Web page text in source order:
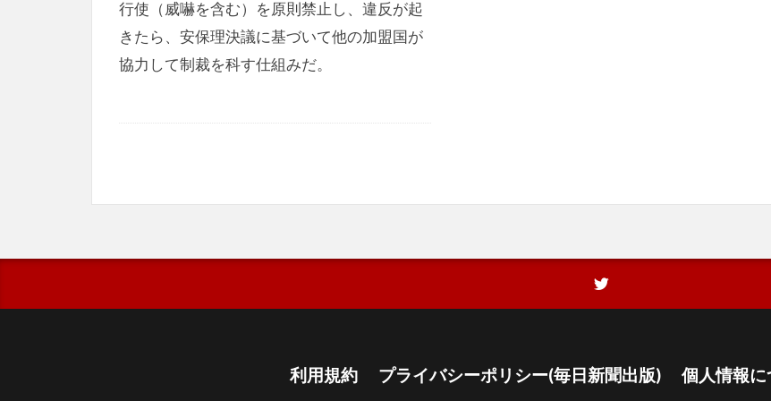
行使（威嚇を含む）を原則禁止し、違反が起
きたら、安保理決議に基づいて他の加盟国が
協力して制裁を科す仕組みだ。
利用規約 プライバシーポリシー(毎日新聞出版) 個人情報